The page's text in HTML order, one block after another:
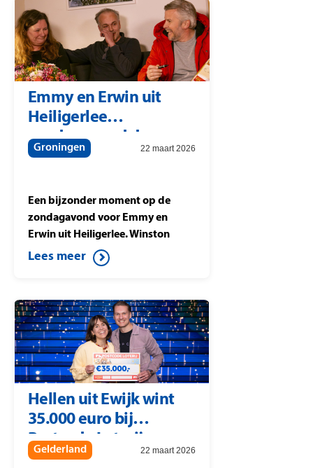
Emmy en Erwin uit
Heiligerlee
zondagavond door
Winston
met 207.000 euro
Groningen 22 maart 2026
Een bijzonder moment op de
zondagavond voor Emmy en
Erwin uit Heiligerlee. Winston
Gerschtanowitz verrast de
thuiswinnaars met
dat studiowinnaar Berteld uit
Gorssel wint tijdens Postcode
Loterij Miljoenenjacht. Ook de
buren uit Heiligerlee die
meespelen met postcode 9677 PJ
vallen in de prijzen. Zij
winnen 10.894 euro per lot
waarmee zij meespelen in de
Postcode Loterij.
Lees meer
Hellen uit Ewijk wint
35.000 euro bij
Postcode Loterij
Miljoenenjacht
Gelderland 22 maart 2026